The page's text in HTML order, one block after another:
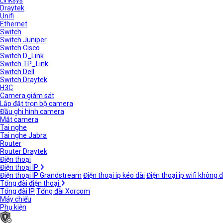
Draytek
Unifi
Ethernet
Switch
Switch Juniper
Switch Cisco
Switch D_Link
Switch TP_Link
Switch Dell
Switch Draytek
H3C
Camera giám sát
Lắp đặt trọn bộ camera
Đầu ghi hình camera
Mắt camera
Tai nghe
Tai nghe Jabra
Router
Router Draytek
Điện thoại
Điện thoại IP
Điện thoại IP Grandstream Điện thoại ip kéo dài Điện thoại ip wifi không
Tổng đài điện thoại
Tổng đài IP Tổng đài Xorcom
Máy chiếu
Phụ kiện